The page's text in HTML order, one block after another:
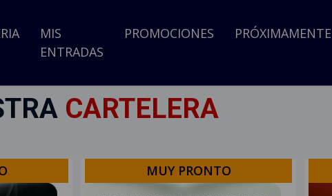
MIS
ENTRADAS
PROMOCIONES PRÓXIMAMENTE
CARTELERA
MUY PRONTO